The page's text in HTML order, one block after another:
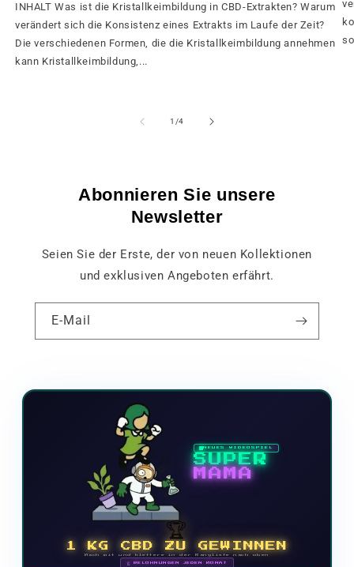
INHALT Was ist die Kristallkeimbildung in CBD-Extrakten? Warum
verändert sich die Konsistenz eines Extrakts im Laufe der Zeit?
Die verschiedenen Formen, die die Kristallkeimbildung annehmen
kann Kristallkeimbildung,...
1 /von
4
Abonnieren Sie unsere
Newsletter
Seien Sie der Erste, der von neuen Kollektionen
und exklusiven Angeboten erfährt.
E-Mail
NEUES VIDEOSPIEL
SUPER
MAMA
🏆
1 KG CBD ZU GEWINNEN
Mach mit und klettere in der Rangliste nach oben
🗓 BELOHNUNGEN JEDEN MONAT